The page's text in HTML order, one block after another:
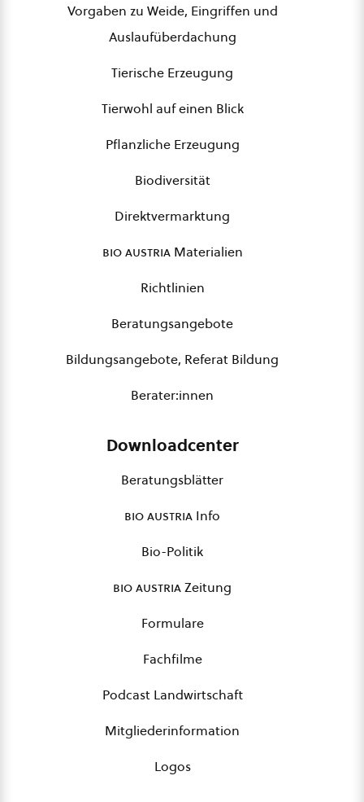
Vorgaben zu Weide, Eingriffen und
Auslaufüberdachung
Tierische Erzeugung
Tierwohl auf einen Blick
Pflanzliche Erzeugung
Biodiversität
Direktvermarktung
bio austriaMaterialien
Richtlinien
Beratungsangebote
Bildungsangebote, Referat Bildung
Berater:innen
Downloadcenter
Beratungsblätter
bio austria Info
Bio-Politik
bio austriaZeitung
Formulare
Fachfilme
Podcast Landwirtschaft
Mitgliederinformation
Logos